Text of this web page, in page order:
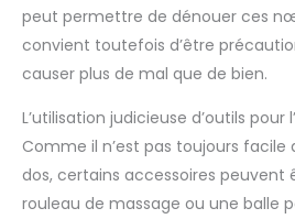
peut permettre de dénouer ces
convient toutefois d’être
causer plus de mal que de bien.
L’utilisation judicieuse d’outils
Comme il n’est pas toujours facile
dos, certains accessoires peuvent
rouleau de massage ou une balle